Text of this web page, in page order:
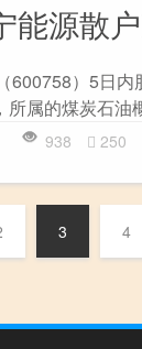
能源散
600758）5日
所属的煤炭石
938 250
3 4